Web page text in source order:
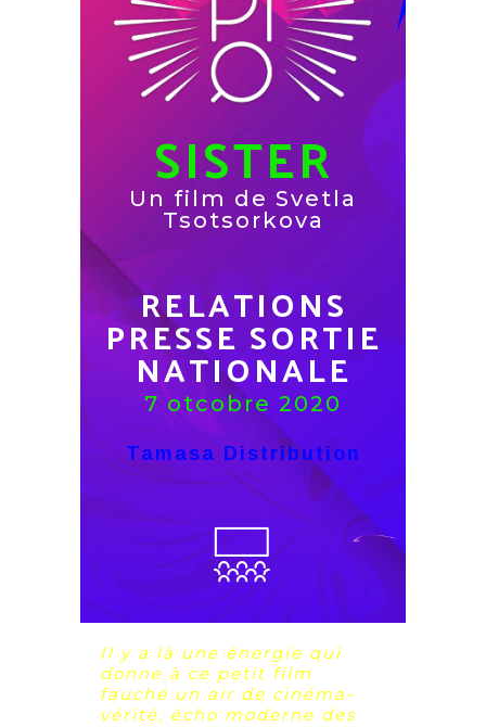
SISTER
Un film de Svetla
Tsotsorkova
RELATIONS
PRESSE SORTIE
NATIONALE
7 otcobre 2020
Tamasa Distribution
Il y a là une énergie qui
donne à ce petit film
fauché un air de cinéma-
vérité, écho moderne des